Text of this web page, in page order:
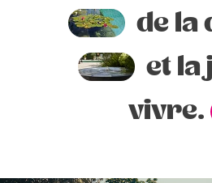
de la
et la
vivre.